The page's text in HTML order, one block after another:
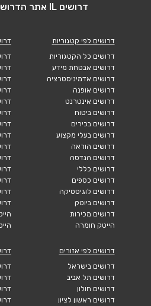
דרושים IL אתר הדרושים של ישראל
דרושים לפי קטגוריות
דרושים כל הקטגוריות
דרושים אבטחת מידע
דרושים אדמיניסטרציה
דרושים אופנה
דרושים אינטרנט
דרושים ביטוח
דרושים בכירים
דרושים בעלי מקצוע
דרושים הוראה
דרושים הנדסה
דרושים כללי
דרושים כספים
דרושים לוגיסטיקה
דרושים ביוטק
דרושים מכירות
הייטק חומרה
דרושים לפי אזורים
דרושים בישראל
דרושים תל אביב
דרושים חולון
דרושים ראשון לציון